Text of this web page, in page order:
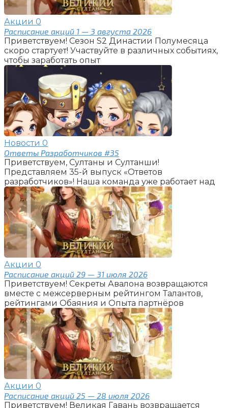
Акции 0
Расписание акций 1 — 3 августа 2026
Приветствуем! Сезон S2 Династии Полумесяца
скоро стартует! Участвуйте в различных событиях,
чтобы заработать опыт
Новости 0
Ответы Разработчиков #35
Приветствуем, Султаны и Султанши!
Представляем 35-й выпуск «Ответов
разработчиков»! Наша команда уже работает над
Акции 0
Расписание акций 29 — 31 июля 2026
Приветствуем! Секреты Авалона возвращаются
вместе с межсерверным рейтингом Талантов,
рейтингами Обаяния и Опыта партнёров
Акции 0
Расписание акций 25 — 28 июля 2026
Приветствуем! Великая Гавань возвращается